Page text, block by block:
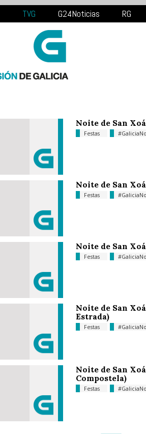
TVG G24Noticias RG
Noite de San
Festas
Noite de San
Festas
Noite de San
Festas
Noite de San
Estrada)
Festas
Noite de San
Compostela)
Festas